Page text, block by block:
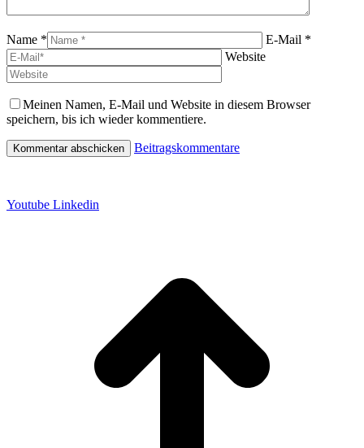
Name *
E-Mail *
Website
Meinen Namen, E-Mail und Website in diesem Browser
speichern, bis ich wieder kommentiere.
Beitragskommentare
Youtube Linkedin